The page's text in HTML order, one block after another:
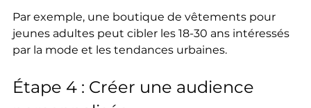
Par exemple, une boutique de vêtements pour
jeunes adultes peut cibler les 18-30 ans intéressés
par la mode et les tendances urbaines.
Étape 4 : Créer une audience